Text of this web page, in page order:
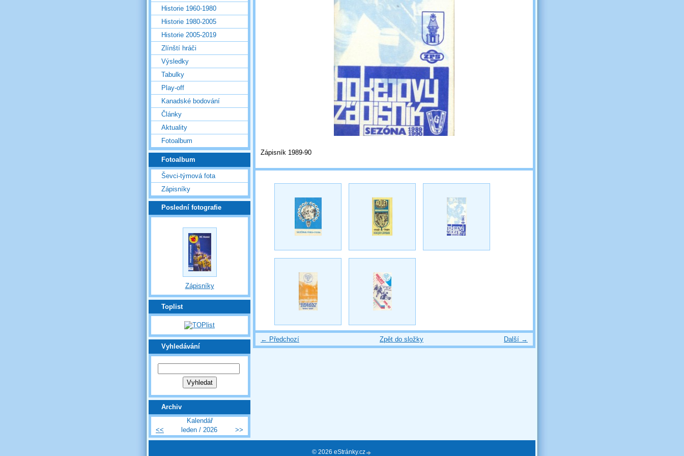
Zápisník 1989-90
← Předchozí Další →
Zpět do složky
Historie 1960-1980
Historie 1980-2005
Historie 2005-2019
Zlínští hráči
Výsledky
Tabulky
Play-off
Kanadské bodování
Články
Aktuality
Fotoalbum
Fotoalbum
Ševci-týmová fota
Zápisníky
Poslední fotografie
Zápisníky
Toplist
Vyhledávání
Archiv
Kalendář
<<
leden / 2026 >>
© 2026 eStránky.cz